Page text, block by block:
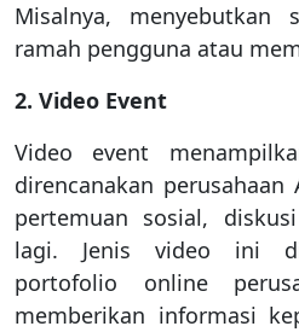
Misalnya, menyebutkan
ramah pengguna atau
2. Video Event
Video event
direncanakan perusahaan
pertemuan sosial,
lagi. Jenis video ini
portofolio online
memberikan informasi